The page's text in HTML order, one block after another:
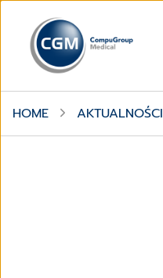
HOME AKTUALNOŚCI